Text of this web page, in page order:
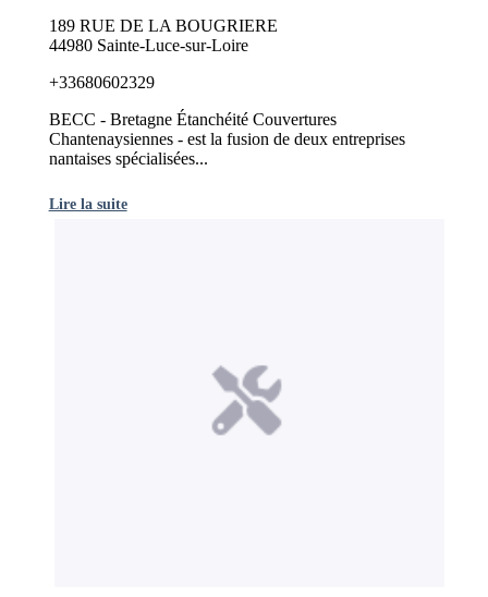
189 RUE DE LA BOUGRIERE
44980 Sainte-Luce-sur-Loire
+33680602329
BECC - Bretagne Étanchéité Couvertures
Chantenaysiennes - est la fusion de deux entreprises
nantaises spécialisées...
Lire la suite